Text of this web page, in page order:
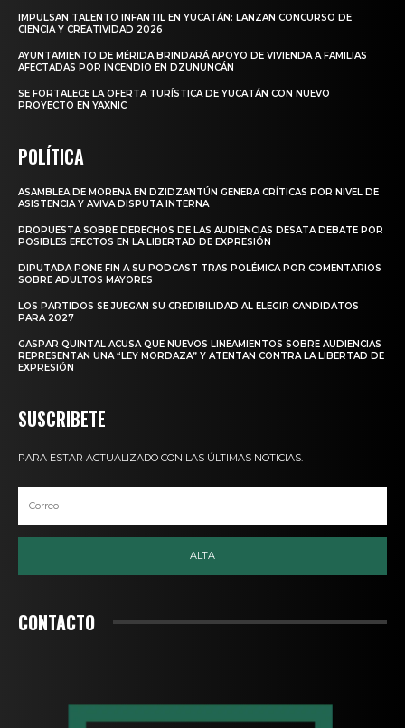
IMPULSAN TALENTO INFANTIL EN YUCATÁN: LANZAN CONCURSO DE
CIENCIA Y CREATIVIDAD 2026
AYUNTAMIENTO DE MÉRIDA BRINDARÁ APOYO DE VIVIENDA A FAMILIAS
AFECTADAS POR INCENDIO EN DZUNUNCÁN
SE FORTALECE LA OFERTA TURÍSTICA DE YUCATÁN CON NUEVO
PROYECTO EN YAXNIC
POLÍTICA
ASAMBLEA DE MORENA EN DZIDZANTÚN GENERA CRÍTICAS POR NIVEL DE
ASISTENCIA Y AVIVA DISPUTA INTERNA
PROPUESTA SOBRE DERECHOS DE LAS AUDIENCIAS DESATA DEBATE POR
POSIBLES EFECTOS EN LA LIBERTAD DE EXPRESIÓN
DIPUTADA PONE FIN A SU PODCAST TRAS POLÉMICA POR COMENTARIOS
SOBRE ADULTOS MAYORES
LOS PARTIDOS SE JUEGAN SU CREDIBILIDAD AL ELEGIR CANDIDATOS
PARA 2027
GASPAR QUINTAL ACUSA QUE NUEVOS LINEAMIENTOS SOBRE AUDIENCIAS
REPRESENTAN UNA “LEY MORDAZA” Y ATENTAN CONTRA LA LIBERTAD DE
EXPRESIÓN
SUSCRIBETE
PARA ESTAR ACTUALIZADO CON LAS ÚLTIMAS NOTICIAS.
ALTA
CONTACTO